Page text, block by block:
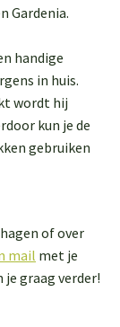
Gardenia.
handige
in huis.
wordt hij
kun je de
gebruiken
of over
mail met je
je graag verder!